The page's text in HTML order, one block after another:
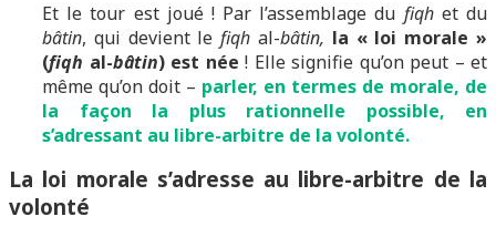
Et le tour est joué ! Par l’assemblage du fiqhet du
bâtin, qui devient lefiqh al-bâtin, la « loi morale »
(fiqh al-bâtin) est née ! Elle signifie qu’on peut – et
même qu’on doit – parler, en termes de morale, de
la façon la plus rationnelle possible, en
s’adressant au libre-arbitre de la volonté.
La loi morale s’adresse au libre-arbitre de la
volonté